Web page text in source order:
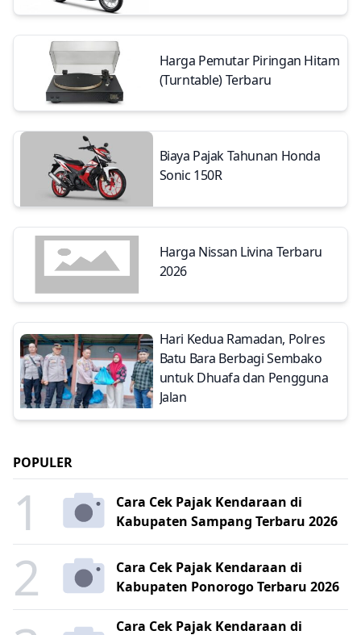
Harga Pemutar Piringan Hitam
(Turntable) Terbaru
Biaya Pajak Tahunan Honda
Sonic 150R
Harga Nissan Livina Terbaru
2026
Hari Kedua Ramadan, Polres
Batu Bara Berbagi Sembako
untuk Dhuafa dan Pengguna
Jalan
POPULER
1
Cara Cek Pajak Kendaraan di
Kabupaten Sampang Terbaru 2026
2
Cara Cek Pajak Kendaraan di
Kabupaten Ponorogo Terbaru 2026
Cara Cek Pajak Kendaraan di